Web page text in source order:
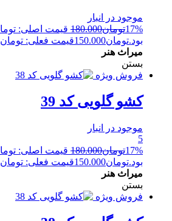
موجود در انبار
17%تومان180.000
بود.تومان150.000قیمت فعلی: تومان150.000.
میراث هنر
بستن
فروش ویژه
کشو گلویی کد 39
موجود در انبار
5
17%تومان180.000
بود.تومان150.000قیمت فعلی: تومان150.000.
میراث هنر
بستن
فروش ویژه